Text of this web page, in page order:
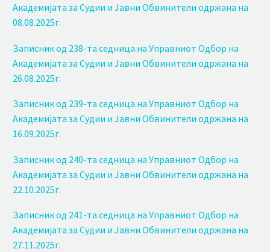
Академијата за Судии и Јавни Обвинители одржана на
08.08.2025г.
Записник од 238-та седница.на Управниот Одбор на
Академијата за Судии и Јавни Обвинители одржана на
26.08.2025г.
Записник од 239-та седница.на Управниот Одбор на
Академијата за Судии и Јавни Обвинители одржана на
16.09.2025г.
Записник од 240-та седница на Управниот Одбор на
Академијата за Судии и Јавни Обвинители одржана на
22.10.2025г.
Записник од 241-та седница на Управниот Одбор на
Академијата за Судии и Јавни Обвинители одржана на
27.11.2025г.